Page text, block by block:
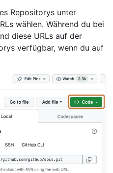
Repositorys unter
wählen. Während du bei
diese URLs auf der
verfügbar, wenn du auf